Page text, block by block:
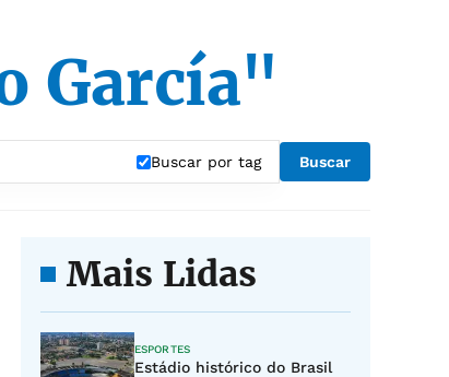
García"
Buscar por tag Buscar
Mais Lidas
ESPORTES
Estádio histórico do Brasil